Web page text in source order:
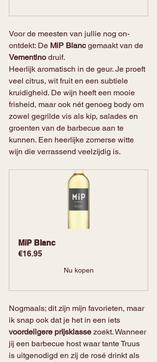
Voor de meesten van jullie nog on-
ontdekt: De MiP Blanc gemaakt van de
Vementino druif.
Heerlijk aromatisch in de geur. Je proeft
veel citrus, wit fruit en een subtiele
kruidigheid. De wijn heeft een mooie
frisheid, maar ook nét genoeg body om
zowel gegrilde vis als kip, salades en
groenten van de barbecue aan te
kunnen. Een heerlijke zomerse witte
wijn die verrassend veelzijdig is.
MiP Blanc
€16.95
Nu kopen
Nogmaals; dit zijn mijn favorieten, maar
ik snap ook dat je het in een iets
voordeligere prijsklasse zoekt. Wanneer
jij een barbecue host waar tante Truus
is uitgenodigd en zij de rosé drinkt als